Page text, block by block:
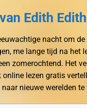
Edith
nacht om
me lange tijd na het
zomerochtend. Het
lezen gratis
nieuwe werelden